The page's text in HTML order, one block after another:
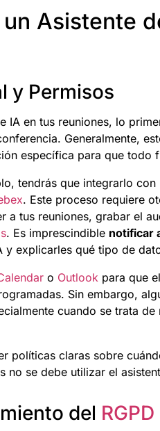
Asistente
y Permisos
IA en tus reuniones, lo
Generalmente,
específica para que todo
tendrás que integrarlo
. Este proceso requiere
a tus reuniones, grabar el
. Es imprescindible notificar
y explicarles qué tipo de
o Outlook para que
Sin embargo,
cuando se trata
políticas claras sobre
no se debe utilizar el
del RGPD